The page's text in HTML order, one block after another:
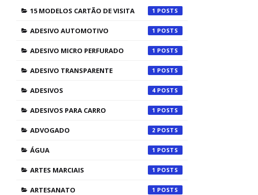
15 MODELOS CARTÃO DE VISITA 1
ADESIVO AUTOMOTIVO 1
ADESIVO MICRO PERFURADO 1
ADESIVO TRANSPARENTE 1
ADESIVOS 4
ADESIVOS PARA CARRO 1
ADVOGADO 2
ÁGUA 1
ARTES MARCIAIS 1
ARTESANATO 1